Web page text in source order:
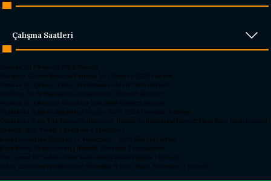
Çalışma Saatleri
Parmak İzi Okuyucu 2026 Hursoft
Rakipleri Geride Bırakan Parmak İzi Okuyucu 2026 Hursoft
Parmak İzi Okuyucu Fiyat Performans Lideri 2026 Hursoft
2026’nın En İyi Parmak İzi Okuyucusu – Hursoft Zirvede
Parmak İzi Okuyucu Alacaklar İçin 2026 Rehberi Hursoft
Okullarda Kapı Dedektörleri Neden Şart? 2026 Güvenlik Rehberi
Okullarda Kapı Tipi Metal Dedektörler Neden Kullanılmalı?Hursoft Okul Kapı Dedektörleri
Hursoft Okul Turnike Sundurma Modelleri
Kapı Dedektörü Fiyatları ve Modelleri - 2026 Güncel Listesi
Kapı Metal Dedektörleri | Hursoft Güvenlik Teknolojileri
Üst Arama El Dedektörleri Kaliteli Dayanıklı Sağlam | Hursoft
X Ray Cihazları | Profesyonel Güvenlik X Ray Cihazı Sistemleri | Hursoft